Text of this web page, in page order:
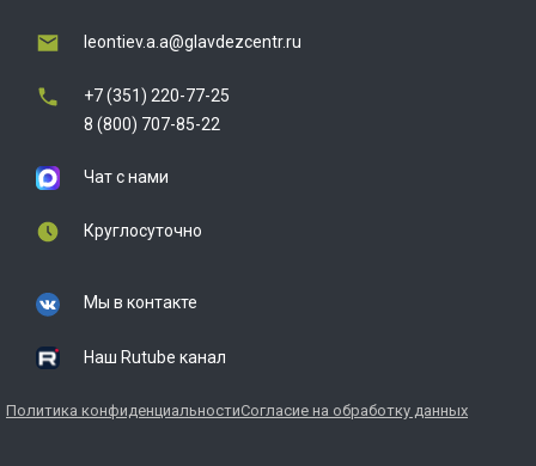
leontiev.a.a@glavdezcentr.ru
+7 (351) 220-77-25
8 (800) 707-85-22
Чат с нами
Круглосуточно
Мы в контакте
Наш Rutube канал
Политика конфиденциальностиСогласие на обработку данных